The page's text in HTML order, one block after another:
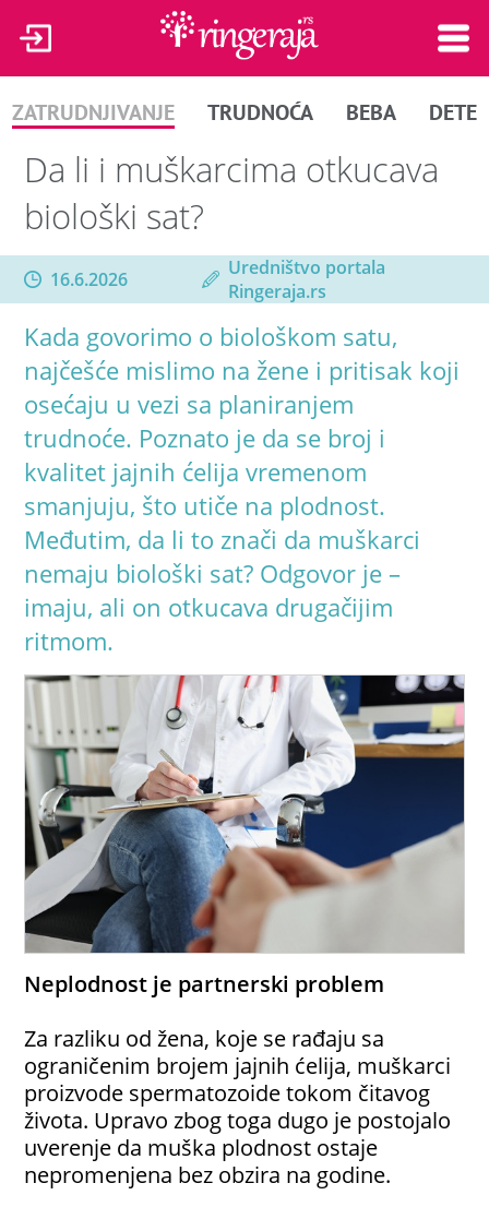
ZATRUDNJIVANJE TRUDNOĆA BEBA DETE
Da li i muškarcima otkucava
biološki sat?
16.6.2026
Uredništvo portala
Ringeraja.rs
Kada govorimo o biološkom satu,
najčešće mislimo na žene i pritisak koji
osećaju u vezi sa planiranjem
trudnoće. Poznato je da se broj i
kvalitet jajnih ćelija vremenom
smanjuju, što utiče na plodnost.
Međutim, da li to znači da muškarci
nemaju biološki sat? Odgovor je –
imaju, ali on otkucava drugačijim
ritmom.
Neplodnost je partnerski problem
Za razliku od žena, koje se rađaju sa
ograničenim brojem jajnih ćelija, muškarci
proizvode spermatozoide tokom čitavog
života. Upravo zbog toga dugo je postojalo
uverenje da muška plodnost ostaje
nepromenjena bez obzira na godine.